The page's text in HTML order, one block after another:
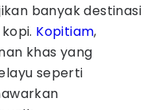
banyak destinasi
Kopitiam,
khas yang
seperti